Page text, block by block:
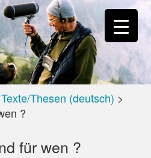
Texte/Thesen (deutsch) >
?
für wen ?